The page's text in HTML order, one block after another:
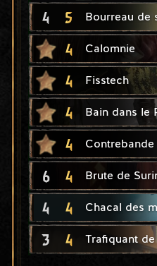
4 5 Bourreau de
4 Calomnie
4 Fisstech
4 Bain dans le
4 Contrebande
6 4 Brute de
4 4 Chacal des
3 4 Trafiquant